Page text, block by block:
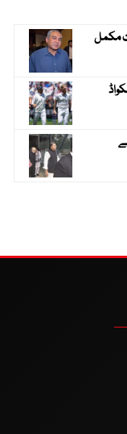
مکمل
16 رکنی اسکواڈ